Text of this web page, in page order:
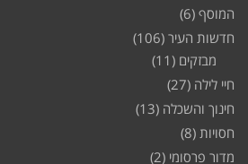
המוסף (6)
חדשות העיר (106)
מבזקים (11)
חיי לילה (27)
חינוך והשכלה (13)
חסויות (8)
מדור פרסומי (2)